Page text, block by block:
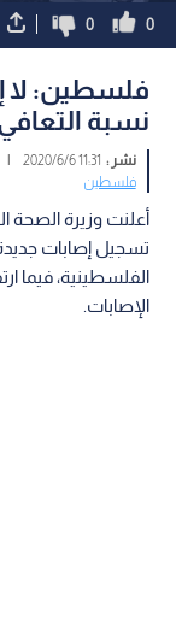
0
0
فلسطين: لا
نسبة التعافي
نشر : 11:31 2020/6/6
|
فلسطين
أعلنت وزيرة الصحة
تسجيل إصابات
الإصابات.